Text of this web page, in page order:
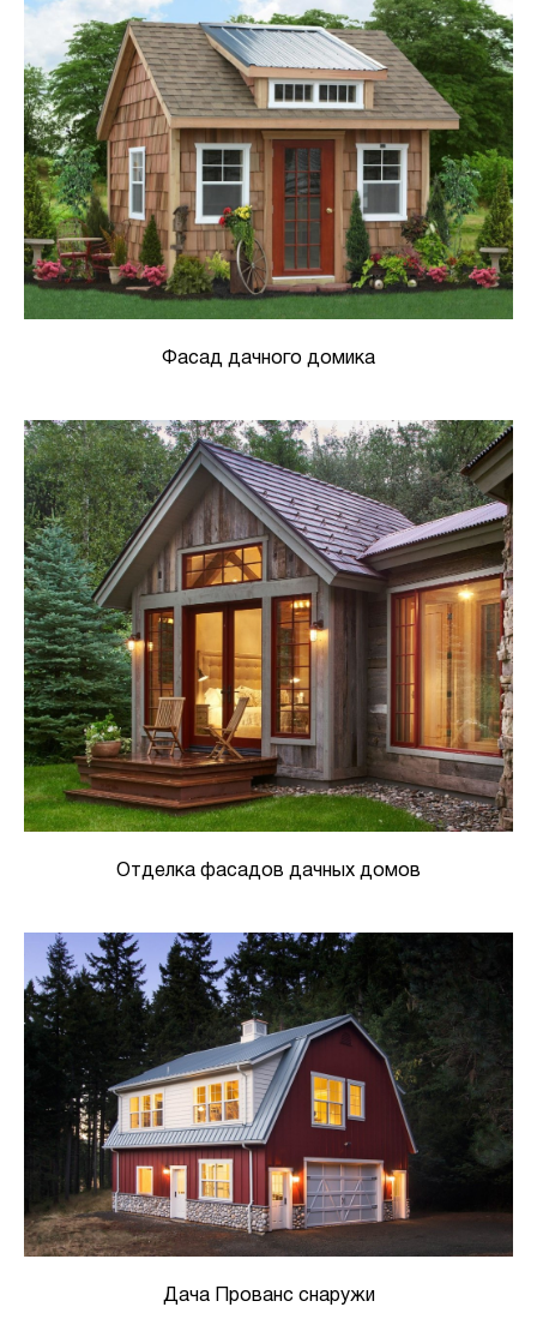
Фасад дачного домика
Отделка фасадов дачных домов
Дача Прованс снаружи